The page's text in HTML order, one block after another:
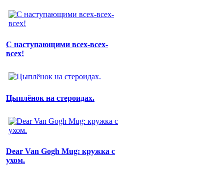
С наступающими всех-всех-
всех!
Цыплёнок на стероидах.
Dear Van Gogh Mug: кружка с
ухом.